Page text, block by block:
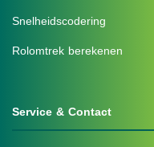
Snelheidscodering
Rolomtrek berekenen
Service & Contact